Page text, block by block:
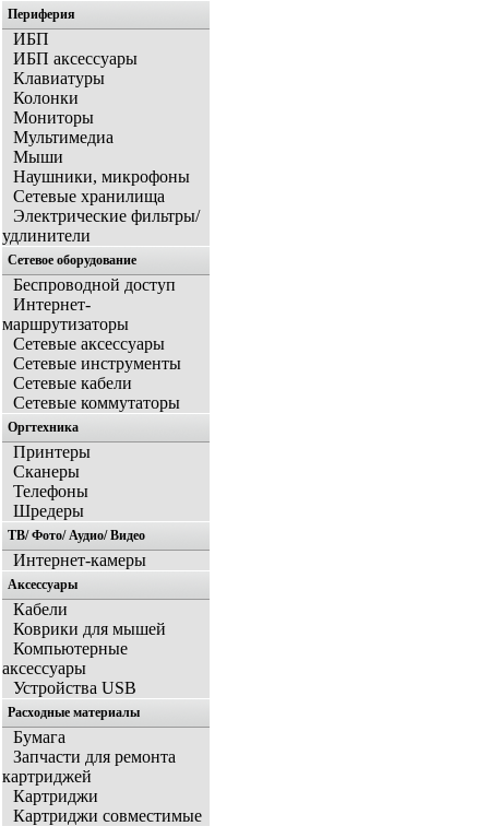
Периферия
ИБП
ИБП аксессуары
Клавиатуры
Колонки
Мониторы
Мультимедиа
Мыши
Наушники, микрофоны
Сетевые хранилища
Электрические фильтры/
удлинители
Сетевое оборудование
Беспроводной доступ
Интернет-
маршрутизаторы
Сетевые аксессуары
Сетевые инструменты
Сетевые кабели
Сетевые коммутаторы
Оргтехника
Принтеры
Сканеры
Телефоны
Шредеры
ТВ/ Фото/ Аудио/ Видео
Интернет-камеры
Аксессуары
Кабели
Коврики для мышей
Компьютерные
аксессуары
Устройства USB
Расходные материалы
Бумага
Запчасти для ремонта
картриджей
Картриджи
Картриджи совместимые